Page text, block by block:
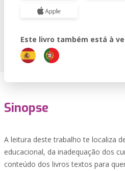
Este livro também está à
Sinopse
A leitura deste trabalho te localiza
educacional, da inadequação dos
conteúdo dos livros textos para